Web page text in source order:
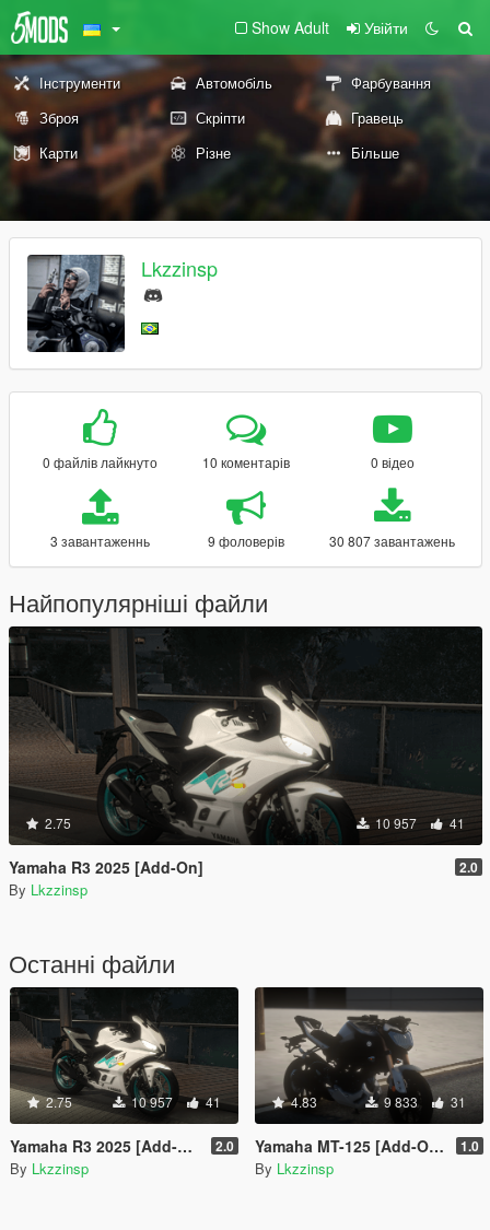
Show Adult Увійти
Інструменти Автомобіль
Фарбування
Зброя
Скріпти
Гравець
Карти
Різне Більше
Lkzzinsp
0 файлів лайкнуто 10 коментарів 0 відео
3 завантаженнь 9 фоловерів 30 807 завантажень
Найпопулярніші файли
2.75 10 957 41
Yamaha R3 2025 [Add-On] 2.0
By Lkzzinsp
Останні файли
2.75 10 957 41
Yamaha R3 2025 [Add-On] 2.0
By Lkzzinsp
4.83 9 833 31
Yamaha MT-125 [Add-On | Fivem] 1.0
By Lkzzinsp